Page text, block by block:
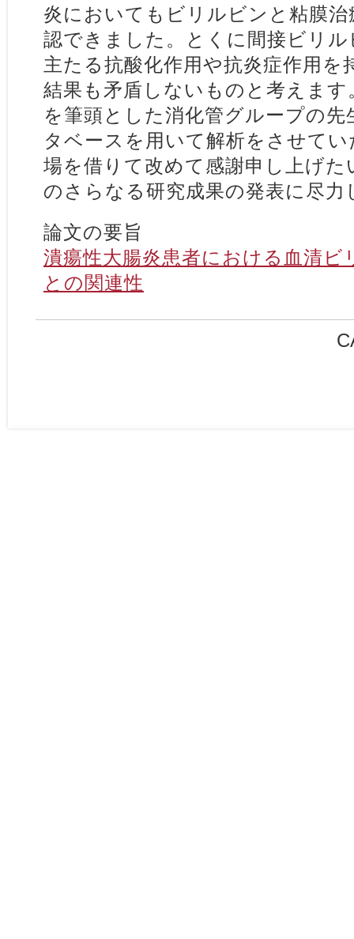
炎においてもビリルビンと粘膜
認できました。とくに間接ビリ
主たる抗酸化作用や抗炎症作用を
結果も矛盾しないものと考えます
を筆頭とした消化管グループの
タベースを用いて解析をさせて
場を借りて改めて感謝申し上げ
のさらなる研究成果の発表に尽
論文の要旨
潰瘍性大腸炎患者における血清ビ
との関連性